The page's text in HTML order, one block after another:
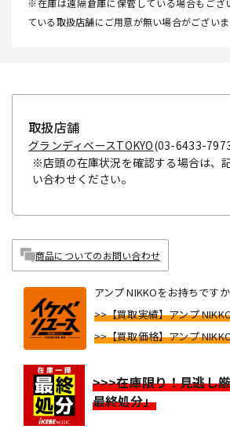
※在庫は遠隔倉庫に保管している場合もござ
ている取扱店舗にご用意が無い場合がございま
取扱店舗
グランディベースTOKYO(03-6433-
※店頭の在庫状況を確認する場合は、
い合わせください。
商品についてのお問い合わせ
アンプ NIKKOをお持ちです
>>【買取実績】アンプ
>>【買取価格】アンプ
>>>在庫限り！見逃し
最終処分」